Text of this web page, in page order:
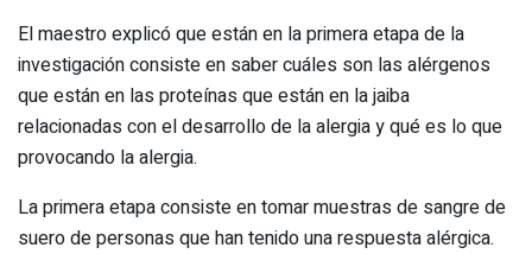
El maestro explicó que están en la primera etapa de la
investigación consiste en saber cuáles son las alérgenos
que están en las proteínas que están en la jaiba
relacionadas con el desarrollo de la alergia y qué es lo que
provocando la alergia.
La primera etapa consiste en tomar muestras de sangre de
suero de personas que han tenido una respuesta alérgica.